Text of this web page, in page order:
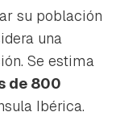
su población
una
Se estima
de 800
Ibérica.